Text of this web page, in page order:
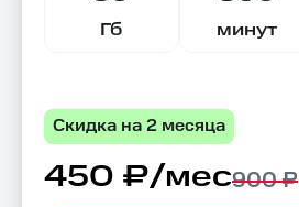
Гб минут
Скидка на 2 месяца
450 ₽/мес900 ₽